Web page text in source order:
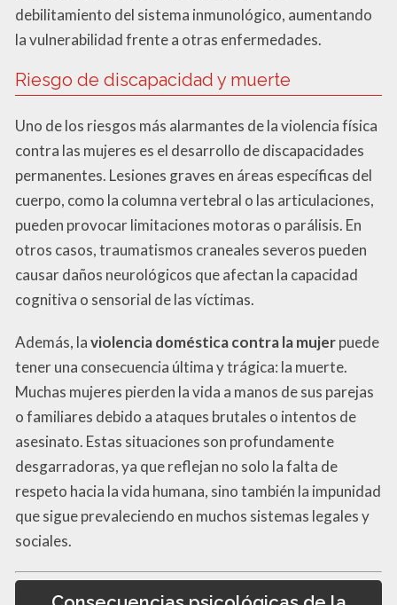
debilitamiento del sistema inmunológico, aumentando
la vulnerabilidad frente a otras enfermedades.
Riesgo de discapacidad y muerte
Uno de los riesgos más alarmantes de la violencia física
contra las mujeres es el desarrollo de discapacidades
permanentes. Lesiones graves en áreas específicas del
cuerpo, como la columna vertebral o las articulaciones,
pueden provocar limitaciones motoras o parálisis. En
otros casos, traumatismos craneales severos pueden
causar daños neurológicos que afectan la capacidad
cognitiva o sensorial de las víctimas.
Además, laviolencia doméstica contra la mujerpuede
tener una consecuencia última y trágica: la muerte.
Muchas mujeres pierden la vida a manos de sus parejas
o familiares debido a ataques brutales o intentos de
asesinato. Estas situaciones son profundamente
desgarradoras, ya que reflejan no solo la falta de
respeto hacia la vida humana, sino también la impunidad
que sigue prevaleciendo en muchos sistemas legales y
sociales.